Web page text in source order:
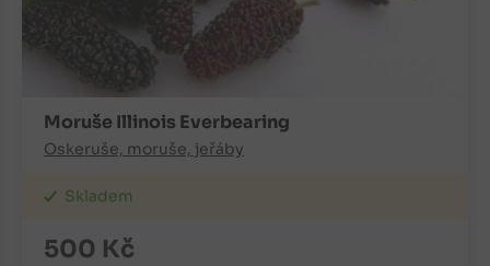
Moruše Illinois Everbearing
Oskeruše, moruše, jeřáby
Skladem
500 Kč